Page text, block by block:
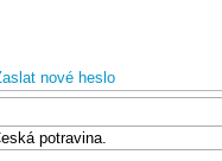
nové heslo
potravina.